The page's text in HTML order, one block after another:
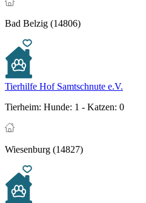
Bad Belzig (14806)
Tierhilfe Hof Samtschnute e.V.
Tierheim: Hunde: 1 - Katzen: 0
Wiesenburg (14827)